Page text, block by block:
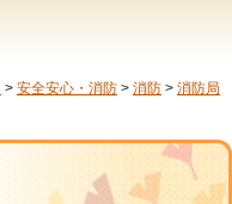
> 安全安心・消防 > 消防 > 消防局